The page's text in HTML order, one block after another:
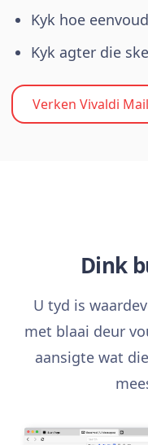
Kyk hoe
Kyk agter die
Verken Vivaldi
Dink
U tyd is
met blaai deur
aansigte wat